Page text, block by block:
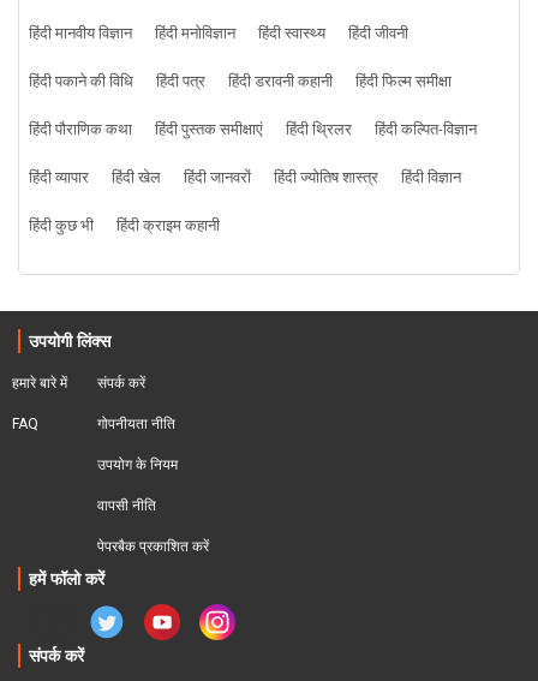
हिंदी मानवीय विज्ञान
हिंदी मनोविज्ञान हिंदी स्वास्थ्य
हिंदी जीवनी
हिंदी पकाने की विधि
हिंदी पत्र हिंदी डरावनी कहानी
हिंदी फिल्म समीक्षा
हिंदी पौराणिक कथा
हिंदी पुस्तक समीक्षाएं हिंदी थ्रिलर
हिंदी कल्पित-विज्ञान
हिंदी व्यापार
हिंदी खेल हिंदी जानवरों हिंदी ज्योतिष शास्त्र
हिंदी विज्ञान
हिंदी कुछ भी
हिंदी क्राइम कहानी
उपयोगी लिंक्स
हमारे बारे में
FAQ
संपर्क करें
गोपनीयता नीति
उपयोग के नियम
वापसी नीति
पेपरबैक प्रकाशित करें
हमें फॉलो करें
संपर्क करें